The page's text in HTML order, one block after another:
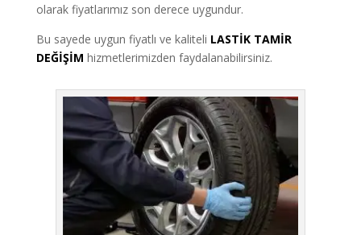
olarak fiyatlarımız son derece uygundur.
Bu sayede uygun fiyatlı ve kaliteli LASTİK TAMİR
DEĞİŞİM hizmetlerimizden faydalanabilirsiniz.